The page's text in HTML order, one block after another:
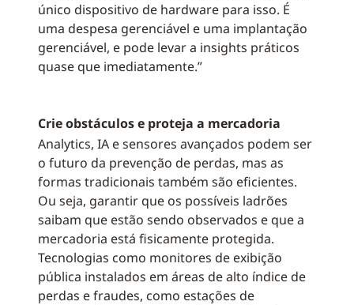
único dispositivo de hardware para isso. É
uma despesa gerenciável e uma implantação
gerenciável, e pode levar a insights práticos
quase que imediatamente.”
Crie obstáculos e proteja a mercadoria
Analytics, IA e sensores avançados podem ser
o futuro da prevenção de perdas, mas as
formas tradicionais também são eficientes.
Ou seja, garantir que os possíveis ladrões
saibam que estão sendo observados e que a
mercadoria está fisicamente protegida.
Tecnologias como monitores de exibição
pública instalados em áreas de alto índice de
perdas e fraudes, como estações de